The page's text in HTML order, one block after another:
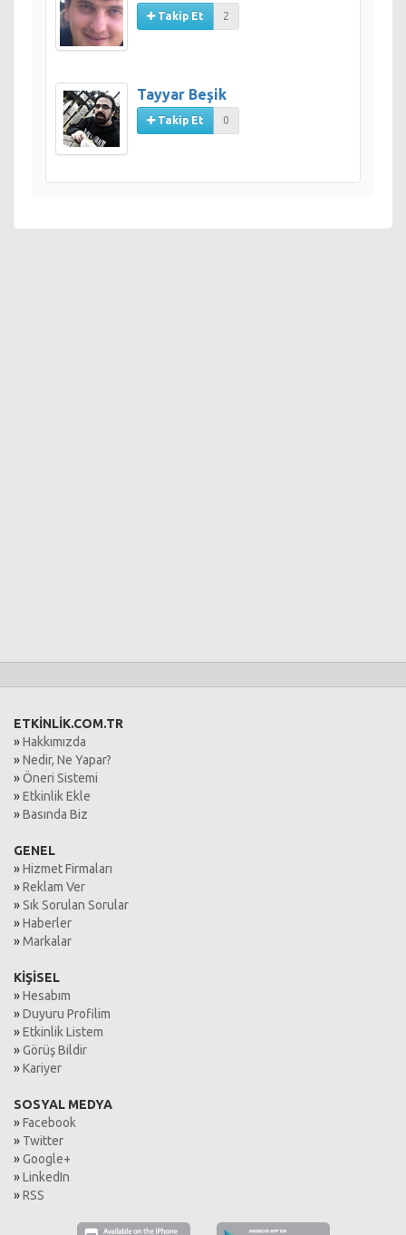
Takip Et 2
Tayyar Beşik
Takip Et 0
ETKİNLİK.COM.TR
»Hakkımızda
»Nedir, Ne Yapar?
»Öneri Sistemi
»Etkinlik Ekle
»Basında Biz
GENEL
»Hizmet Firmaları
»Reklam Ver
»Sık Sorulan Sorular
»Haberler
»Markalar
KİŞİSEL
»Hesabım
»Duyuru Profilim
»Etkinlik Listem
»Görüş Bildir
»Kariyer
SOSYAL MEDYA
»Facebook
» Twitter
»Google+
»LinkedIn
»RSS